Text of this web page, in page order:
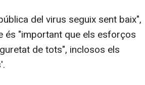
del virus seguix sent baix",
és "important que els esforços
de tots", inclosos els